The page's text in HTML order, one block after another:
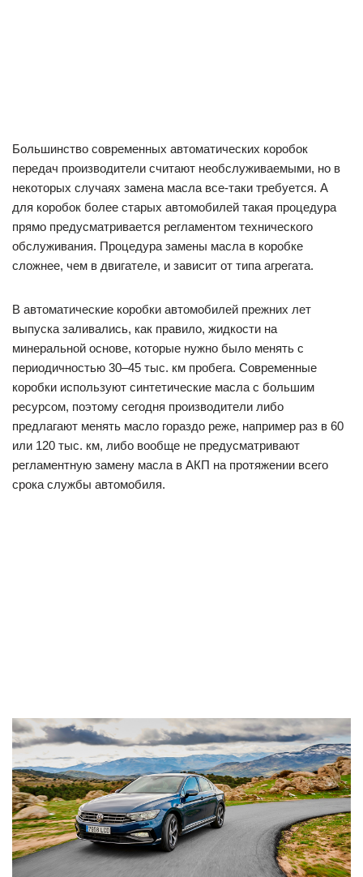
Большинство современных автоматических коробок
передач производители считают необслуживаемыми, но в
некоторых случаях замена масла все-таки требуется. А
для коробок более старых автомобилей такая процедура
прямо предусматривается регламентом технического
обслуживания. Процедура замены масла в коробке
сложнее, чем в двигателе, и зависит от типа агрегата.
В автоматические коробки автомобилей прежних лет
выпуска заливались, как правило, жидкости на
минеральной основе, которые нужно было менять с
периодичностью 30–45 тыс. км пробега. Современные
коробки используют синтетические масла с большим
ресурсом, поэтому сегодня производители либо
предлагают менять масло гораздо реже, например раз в 60
или 120 тыс. км, либо вообще не предусматривают
регламентную замену масла в АКП на протяжении всего
срока службы автомобиля.